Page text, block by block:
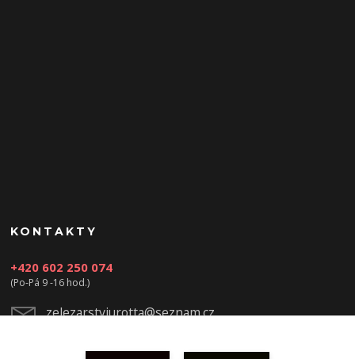
KONTAKTY
+420 602 250 074
(Po-Pá 9 -16 hod.)
zelezarstviurotta@seznam.cz